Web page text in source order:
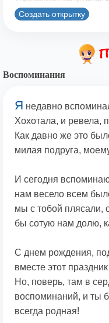
Создать открытку
Воспоминания
Я недавно
Хохотала, и ревела,
Как давно же это
милая подруга,
И сегодня
нам весело всем
мы с тобой плясали,
бы сотую нам долю,
С днем рождения,
вместе этот
Но, поверь, там в
воспоминаний, и ты
всегда родная!